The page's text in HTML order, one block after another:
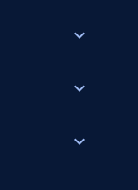
expand_more
expand_more
expand_more